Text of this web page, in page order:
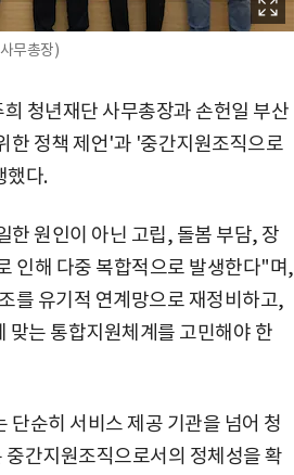
무총장)
청년재단 사무총장과 손헌일 부산
한 정책 제언'과 '중간지원조직으로
했다.
원인이 아닌 고립, 돌봄 부담, 장
인해 다중 복합적으로 발생한다"며,
를 유기적 연계망으로 재정비하고,
맞는 통합지원체계를 고민해야 한
순히 서비스 제공 기관을 넘어 청
간지원조직으로서의 정체성을 확